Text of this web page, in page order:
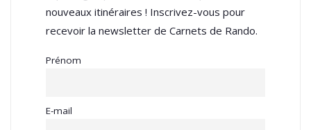
nouveaux itinéraires ! Inscrivez-vous pour
recevoir la newsletter de Carnets de Rando.
Prénom
E-mail